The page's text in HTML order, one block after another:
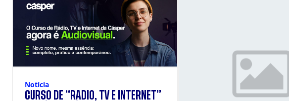
Notícia
CURSO DE “RÁDIO, TV E INTERNET”